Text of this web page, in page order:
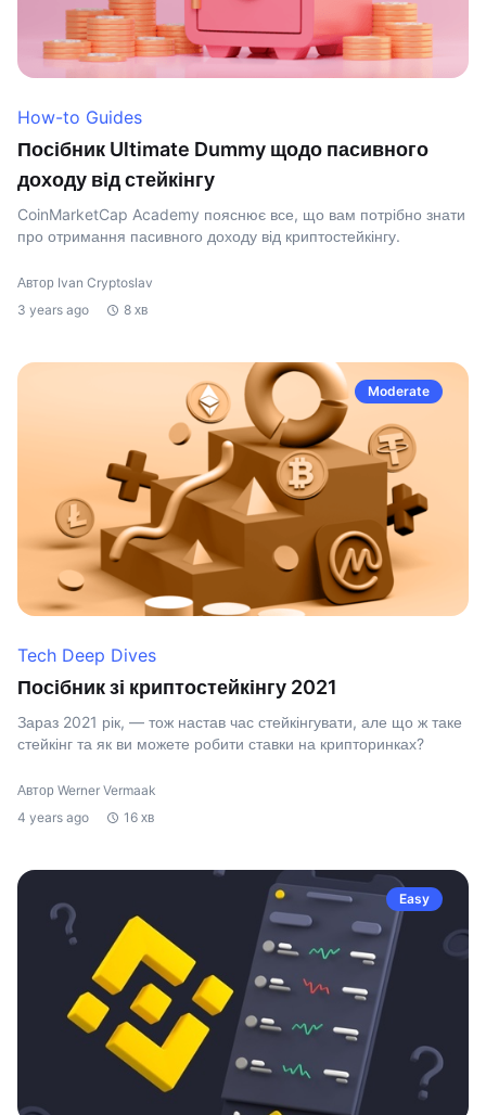
How-to Guides
Посібник Ultimate Dummy щодо пасивного
доходу від стейкінгу
CoinMarketCap Academy пояснює все, що вам потрібно знати
про отримання пасивного доходу від криптостейкінгу.
Автор Ivan Cryptoslav
3 years ago
8 хв
Moderate
Tech Deep Dives
Посібник зі криптостейкінгу 2021
Зараз 2021 рік, — тож настав час стейкінгувати, але що ж таке
стейкінг та як ви можете робити ставки на крипторинках?
Автор Werner Vermaak
4 years ago
16 хв
Easy